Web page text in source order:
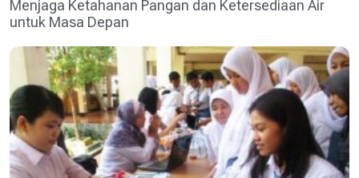
Menjaga Ketahanan Pangan dan Ketersediaan Air
untuk Masa Depan